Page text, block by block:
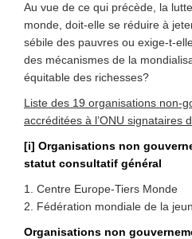
Au vue de ce qui précède, la
monde, doit-elle se réduire à
sébile des pauvres ou exige-t-
des mécanismes de la
équitable des richesses?
Liste des 19 organisations non-
accréditées à l’ONU signataires
[i] Organisations non
statut consultatif général
1. Centre Europe-Tiers Monde
2. Fédération mondiale de la
Organisations non